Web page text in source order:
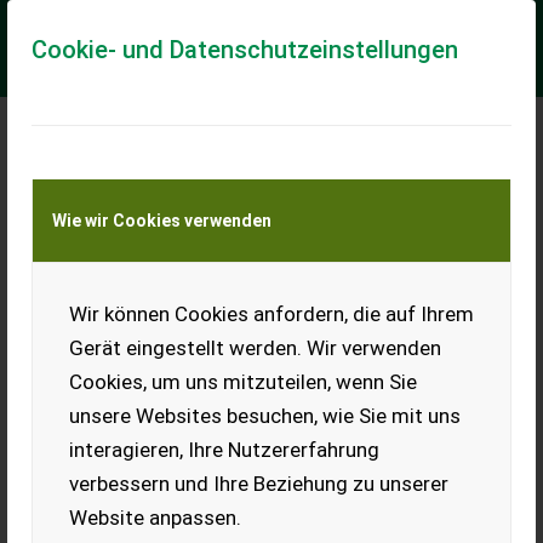
Cookie- und Datenschutzeinstellungen
Wie wir Cookies verwenden
Wir können Cookies anfordern, die auf Ihrem
Gerät eingestellt werden. Wir verwenden
Cookies, um uns mitzuteilen, wenn Sie
unsere Websites besuchen, wie Sie mit uns
interagieren, Ihre Nutzererfahrung
verbessern und Ihre Beziehung zu unserer
Website anpassen.
Meine Transportkostenanfrage
Transport von Land- und Baumaschinen –
KEINE Tiertransporte
Autoanhänger
Wurde 2020 abgemeldet und
hat daher kein gültiges
Pickerl. Steht immer drinnen,
wurde für Ferkeltransport